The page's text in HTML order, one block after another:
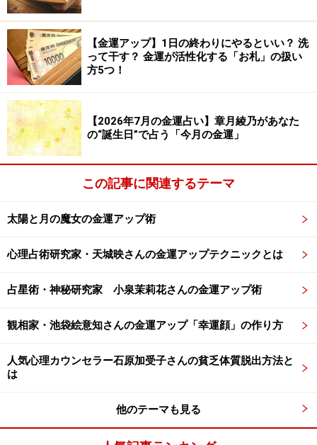
れたり意地悪されたりすることもありそうです。常に謙
虚でいることが幸運をキープするカギになりそう。金運
は基本的には安泰。ただし大型家電や家具など値が張る
ものの故障などで多額の修理代が必要になったり、買い
替えを迫られたりしそうな気配が。資金と心の準備をし
ておきましょう。
ラッキーアイテム：ピンバッジ
山羊座
穏やかに生活できるひと月です。思考力が深まる時期な
ので、今まで見過ごしてきた事柄を、より深く考えてみ
【金運アップ】1日の終わりにやるといい？ 洗
って干す？ 金運が活性化する「お札」の扱い
方5つ！
【2026年7月の金運占い】章月綾乃があなた
の“誕生日”で占う「今月の金運」
この記事に関連するテーマ
太陽と月の魔女の金運アップ術
心理占術研究家・天城映さんの金運アップテクニックとは
占星術・神秘研究家 小泉茉莉花さんの金運アップ術
観相家・池袋絵意知さんの金運アップ「幸運顔」の作り方
人気心理カウンセラー石原加受子さんの貧乏体質脱出方法と
は
他のテーマも見る